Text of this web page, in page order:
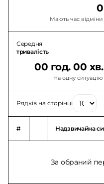
0
Мають час відміни
Середня
тривалість
00 год. 00 хв.
На одну ситуацію
Рядків на сторінці
# Надзвичайна
За обраний